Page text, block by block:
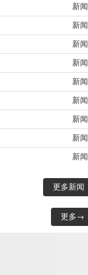
新闻
新闻
新闻
新闻
新闻
新闻
新闻
新闻
新闻
更多新闻
更多→